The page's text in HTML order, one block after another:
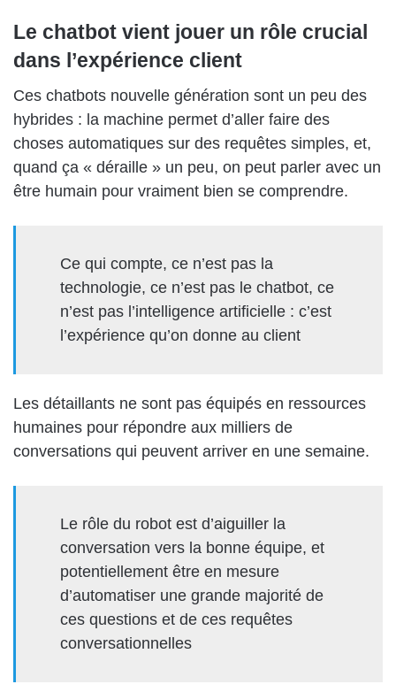
Le chatbot vient jouer un rôle crucial
dans l’expérience client
Ces chatbots nouvelle génération sont un peu des
hybrides : la machine permet d’aller faire des
choses automatiques sur des requêtes simples, et,
quand ça « déraille » un peu, on peut parler avec un
être humain pour vraiment bien se comprendre.
Ce qui compte, ce n’est pas la
technologie, ce n’est pas le chatbot, ce
n’est pas l’intelligence artificielle : c’est
l’expérience qu’on donne au client
Les détaillants ne sont pas équipés en ressources
humaines pour répondre aux milliers de
conversations qui peuvent arriver en une semaine.
Le rôle du robot est d’aiguiller la
conversation vers la bonne équipe, et
potentiellement être en mesure
d’automatiser une grande majorité de
ces questions et de ces requêtes
conversationnelles